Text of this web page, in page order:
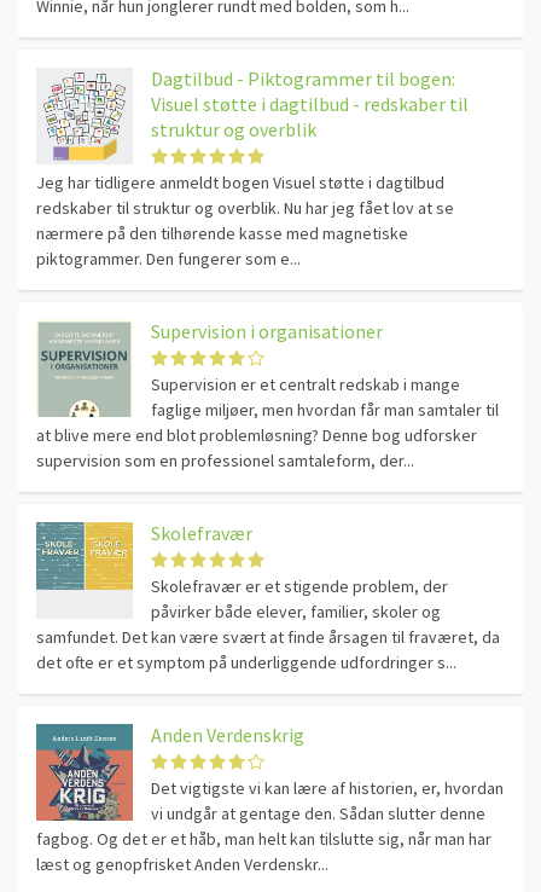
Winnie, når hun jonglerer rundt med bolden, som h...
Dagtilbud - Piktogrammer til bogen:
Visuel støtte i dagtilbud - redskaber til
struktur og overblik
Jeg har tidligere anmeldt bogen Visuel støtte i dagtilbud
redskaber til struktur og overblik. Nu har jeg fået lov at se
nærmere på den tilhørende kasse med magnetiske
piktogrammer. Den fungerer som e...
Supervision i organisationer
Supervision er et centralt redskab i mange
faglige miljøer, men hvordan får man samtaler til
at blive mere end blot problemløsning? Denne bog udforsker
supervision som en professionel samtaleform, der...
Skolefravær
Skolefravær er et stigende problem, der
påvirker både elever, familier, skoler og
samfundet. Det kan være svært at finde årsagen til fraværet, da
det ofte er et symptom på underliggende udfordringer s...
Anden Verdenskrig
Det vigtigste vi kan lære af historien, er, hvordan
vi undgår at gentage den. Sådan slutter denne
fagbog. Og det er et håb, man helt kan tilslutte sig, når man har
læst og genopfrisket Anden Verdenskr...